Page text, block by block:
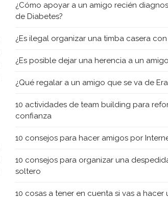
¿Cómo apoyar a un amigo recién
de Diabetes?
¿Es ilegal organizar una timba casera
¿Es posible dejar una herencia a un
¿Qué regalar a un amigo que se va de
10 actividades de team building para
confianza
10 consejos para hacer amigos por
10 consejos para organizar una
soltero
10 cosas a tener en cuenta si vas a hacer